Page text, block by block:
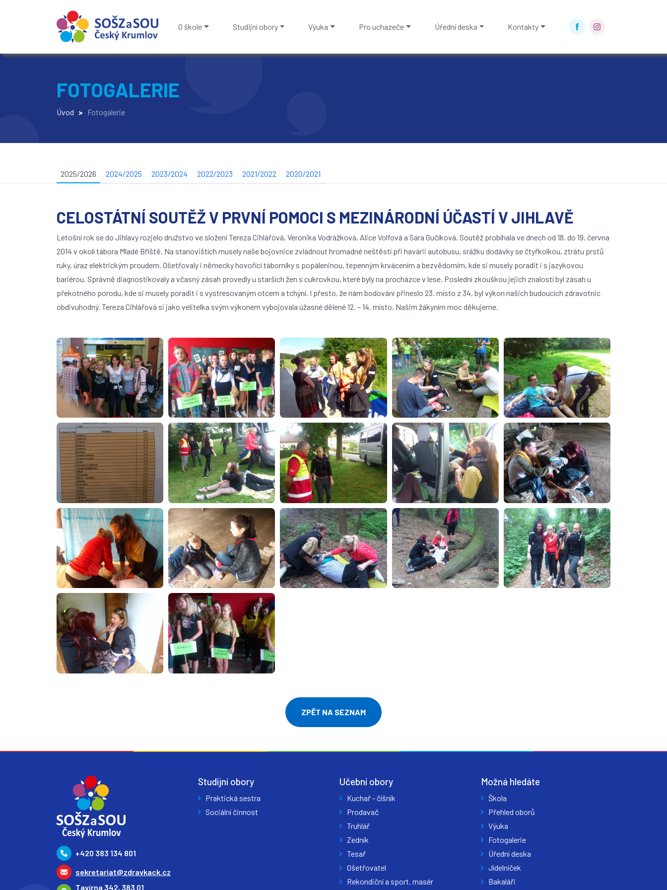
O škole Studijní obory Výuka Pro uchazeče Úřední deska Kontakty
FOTOGALERIE
Úvod > Fotogalerie
2025/2026 2024/2025 2023/2024 2022/2023 2021/2022 2020/2021
CELOSTÁTNÍ SOUTĚŽ V PRVNÍ POMOCI S MEZINÁRODNÍ ÚČASTÍ V JIHLAVĚ
Letošní rok se do Jihlavy rozjelo družstvo ve složení Tereza Cihlářová, Veronika Vodrážková, Alice Volfová a Sára Gučíková. Soutěž probíhala ve dnech od 18. do 19. června
2014 v okolí tábora Mladé Bříště. Na stanovištích musely naše bojovnice zvládnout hromadné neštěstí při havárii autobusu, srážku dodávky se čtyřkolkou, ztrátu prstů
ruky, úraz elektrickým proudem. Ošetřovaly i německy hovořící táborníky s popáleninou, tepenným krvácením a bezvědomím, kde si musely poradit i s jazykovou
bariérou. Správně diagnostikovaly a včasný zásah provedly u starších žen s cukrovkou, které byly na procházce v lese. Poslední zkouškou jejich znalostí byl zásah u
překotného porodu, kde si musely poradit i s vystresovaným otcem a tchýní. I přesto, že nám bodování přineslo 23. místo z 34, byl výkon našich budoucích zdravotnic
obdivuhodný. Tereza Cihlářová si jako velitelka svým výkonem vybojovala úžasné dělené 12. – 14. místo. Našim žákyním moc děkujeme.
ZPĚT NA SEZNAM
+420 383 134 801
sekretariat@zdravkack.cz
Tavírna 342, 383 01
Studijní obory
Praktická sestra
Sociální činnost
Učební obory
Kuchař - číšník
Prodavač
Truhlář
Zedník
Tesař
Ošetřovatel
Rekondiční a sport. masér
Možná hledáte
Škola
Přehled oborů
Výuka
Fotogalerie
Úřední deska
Jídelníček
Bakaláři